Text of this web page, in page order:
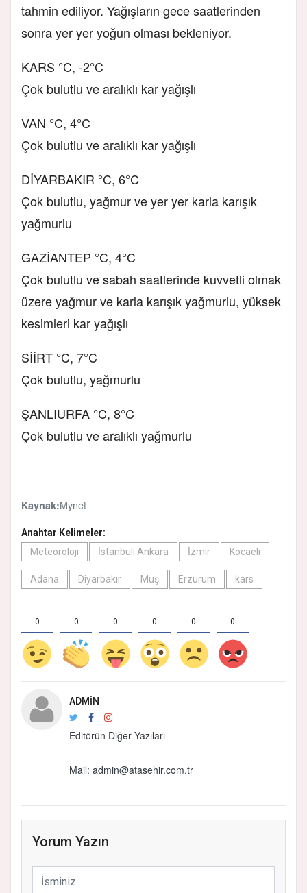
tahmin ediliyor. Yağışların gece saatlerinden
sonra yer yer yoğun olması bekleniyor.
KARS °C, -2°C
Çok bulutlu ve aralıklı kar yağışlı
VAN °C, 4°C
Çok bulutlu ve aralıklı kar yağışlı
DİYARBAKIR °C, 6°C
Çok bulutlu, yağmur ve yer yer karla karışık
yağmurlu
GAZİANTEP °C, 4°C
Çok bulutlu ve sabah saatlerinde kuvvetli olmak
üzere yağmur ve karla karışık yağmurlu, yüksek
kesimleri kar yağışlı
SİİRT °C, 7°C
Çok bulutlu, yağmurlu
ŞANLIURFA °C, 8°C
Çok bulutlu ve aralıklı yağmurlu
Kaynak:Mynet
Anahtar Kelimeler:
Meteoroloji
İstanbuli Ankara İzmir Kocaeli
Adana Diyarbakır Muş Erzurum kars
0 0 0 0 0 0
ADMIN
Editörün Diğer Yazıları
Mail: admin@atasehir.com.tr
Yorum Yazın